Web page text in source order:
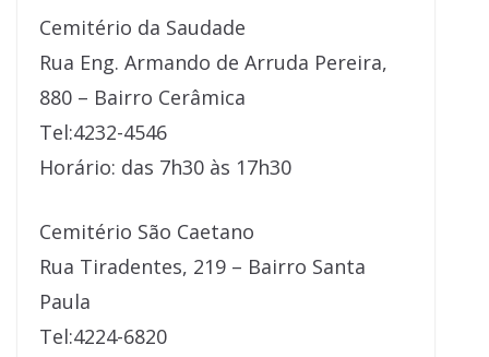
Cemitério da Saudade
Rua Eng. Armando de Arruda Pereira,
880 – Bairro Cerâmica
Tel:4232-4546
Horário: das 7h30 às 17h30
Cemitério São Caetano
Rua Tiradentes, 219 – Bairro Santa
Paula
Tel:4224-6820